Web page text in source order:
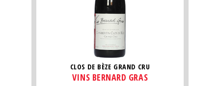
CLOS DE BÈZE GRAND CRU
VINS BERNARD GRAS